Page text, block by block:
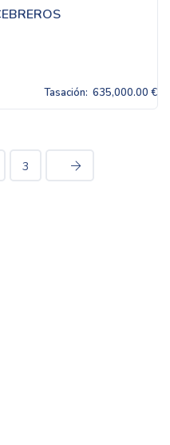
Tasación: 635,000.00 €
3